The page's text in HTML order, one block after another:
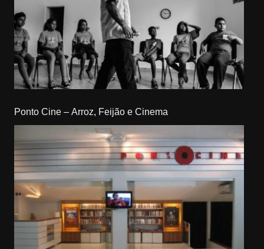
Ponto Cine – Arroz, Feijão e Cinema